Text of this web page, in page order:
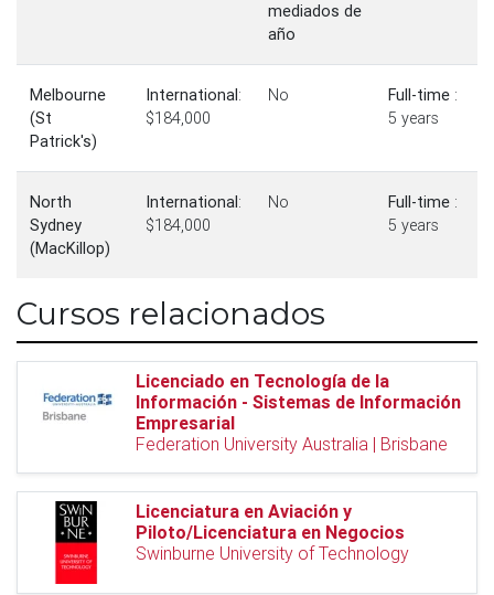
mediados de
año
Melbourne
(St
Patrick's)
International:
$184,000
No Full-time :
5 years
North
Sydney
(MacKillop)
International:
$184,000
No Full-time :
5 years
Cursos relacionados
Licenciado en Tecnología de la
Información - Sistemas de Información
Empresarial
Federation University Australia | Brisbane
Licenciatura en Aviación y
Piloto/Licenciatura en Negocios
Swinburne University of Technology